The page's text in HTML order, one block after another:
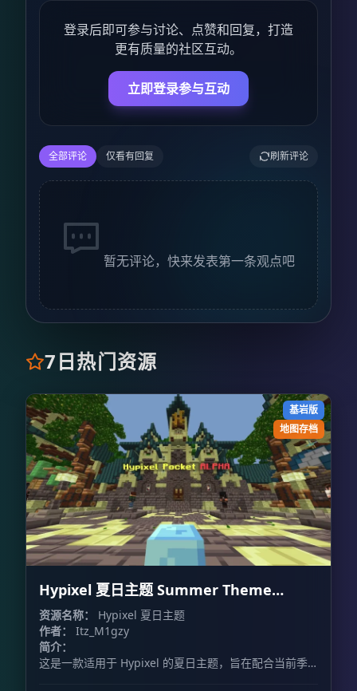
登录后即可参与讨论、点赞和回复，打造
更有质量的社区互动。
立即登录参与互动
全部评论 仅看有回复 刷新评论
暂无评论，快来发表第一条观点吧
7日热门资源
基岩版
地图存档
Hypixel 夏日主题 Summer Theme
Hypixel
资源名称：
Hypixel 夏日主题
作者：
Itz_M1gzy
简介：
这是一款适用于 Hypixel 的夏日主题，旨在配合当前季